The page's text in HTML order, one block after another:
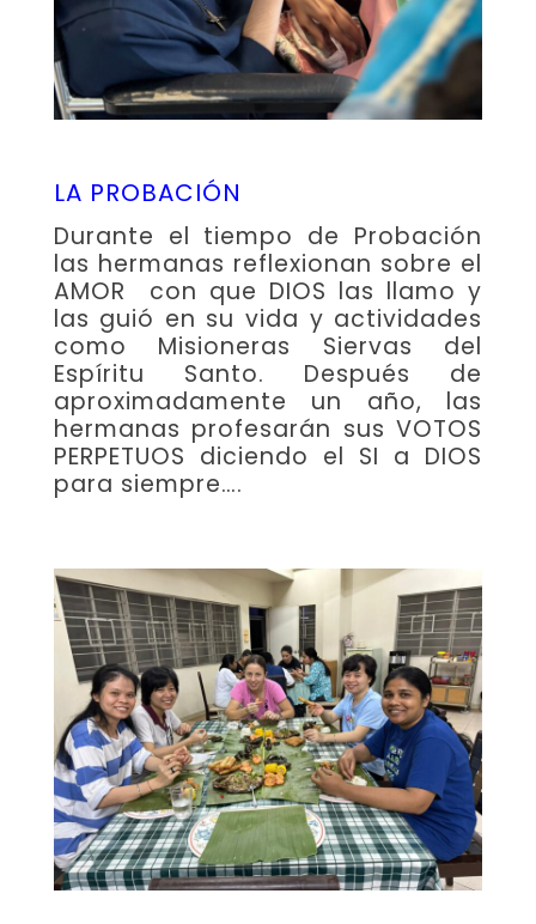
LA PROBACIÓN
Durante el tiempo de Probación
las hermanas reflexionan sobre el
AMOR con que DIOS las llamo y
las guió en su vida y actividades
como Misioneras Siervas del
Espíritu Santo. Después de
aproximadamente un año, las
hermanas profesarán sus VOTOS
PERPETUOS diciendo el SI a DIOS
para siempre….